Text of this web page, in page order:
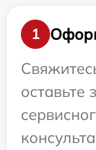
1
оставьте